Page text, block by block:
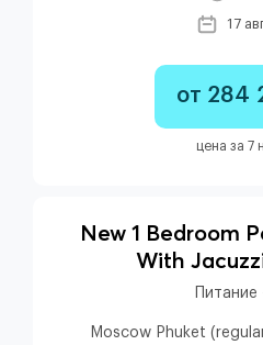
17
от 284
цена за 7
New 1 Bedroom
With
Питание
Moscow Phuket